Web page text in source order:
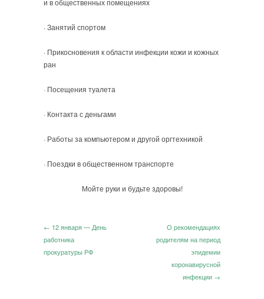
· Занятий спортом
· Прикосновения к области инфекции кожи и кожных
ран
· Посещения туалета
· Контакта с деньгами
· Работы за компьютером и другой оргтехникой
· Поездки в общественном транспорте
Мойте руки и будьте здоровы!
← 12 января — День
работника
прокуратуры РФ
О рекомендациях
родителям на период
эпидемии
коронавирусной
инфекции →